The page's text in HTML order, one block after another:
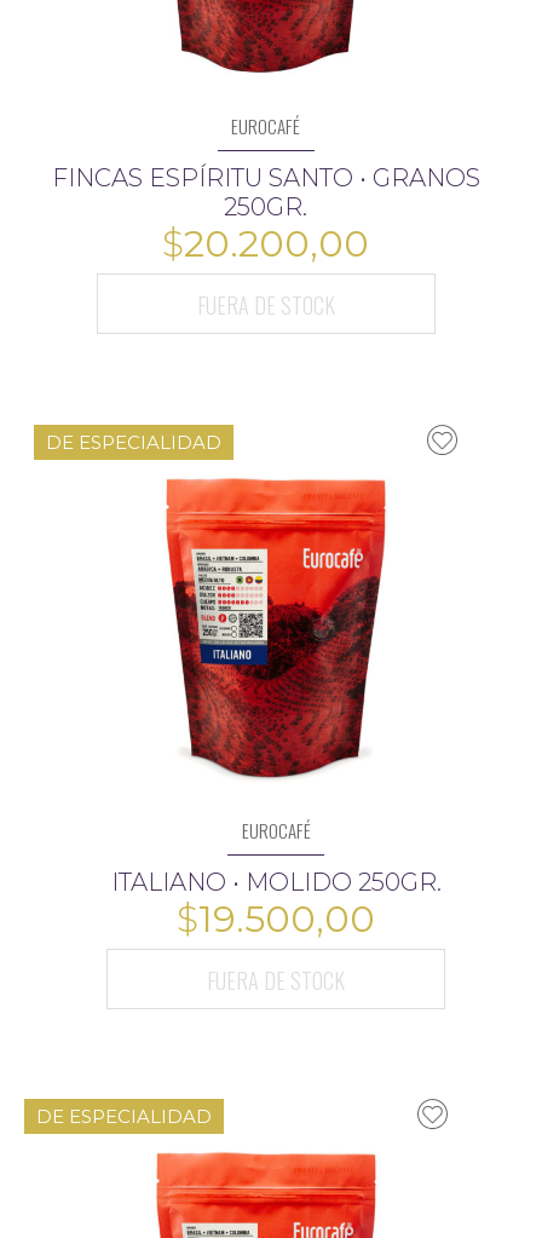
EUROCAFÉ
FINCAS ESPÍRITU SANTO • GRANOS
250GR.
$20.200,00
FUERA DE STOCK
DE ESPECIALIDAD
EUROCAFÉ
ITALIANO • MOLIDO 250GR.
$19.500,00
FUERA DE STOCK
DE ESPECIALIDAD